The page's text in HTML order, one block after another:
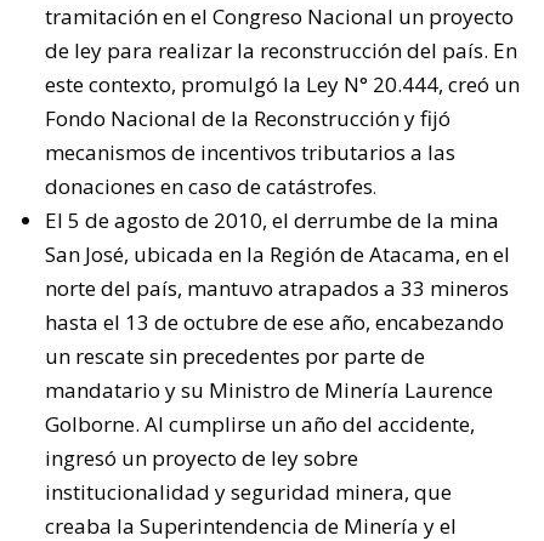
tramitación en el Congreso Nacional un proyecto
de ley para realizar la reconstrucción del país. En
este contexto, promulgó la Ley N° 20.444, creó un
Fondo Nacional de la Reconstrucción y fijó
mecanismos de incentivos tributarios a las
donaciones en caso de catástrofes.
El 5 de agosto de 2010, el derrumbe de la mina
San José, ubicada en la Región de Atacama, en el
norte del país, mantuvo atrapados a 33 mineros
hasta el 13 de octubre de ese año, encabezando
un rescate sin precedentes por parte de
mandatario y su Ministro de Minería Laurence
Golborne. Al cumplirse un año del accidente,
ingresó un proyecto de ley sobre
institucionalidad y seguridad minera, que
creaba la Superintendencia de Minería y el